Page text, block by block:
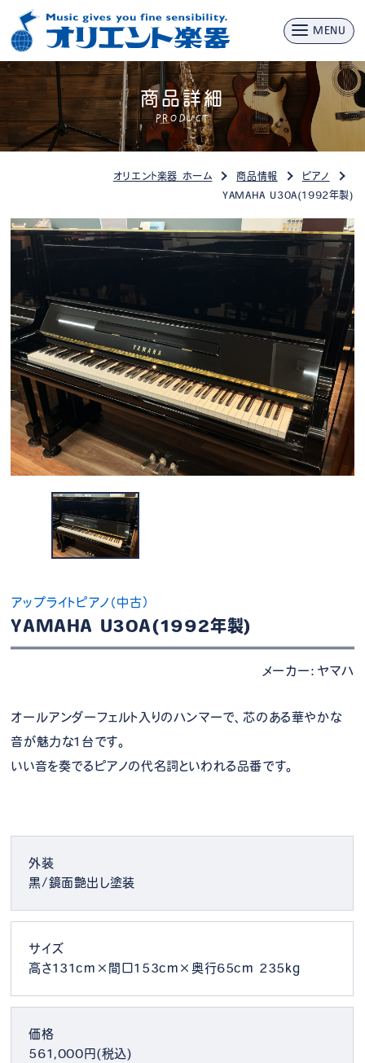
MENU
商品詳細
PRODUCT
オリエント楽器 ホーム 商品情報
ピアノ
YAMAHA U30A(1992年製)
アップライトピアノ（中古）
YAMAHA U30A(1992年製)
メーカー：ヤマハ
オールアンダーフェルト入りのハンマーで、芯のある華やかな
音が魅力な1台です。
いい音を奏でるピアノの代名詞といわれる品番です。
外装
黒/鏡面艶出し塗装
サイズ
高さ131cm×間口153cm×奥行65cm 235kg
価格
561,000円(税込)